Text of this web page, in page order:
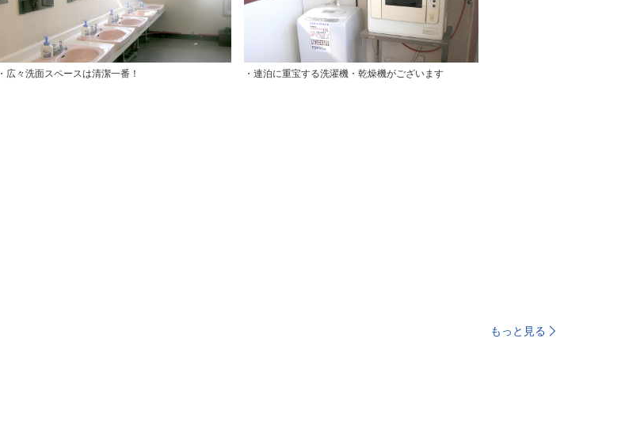
・広々洗面スペースは清潔一番！ ・連泊に重宝する洗濯機・乾燥機がございます
もっと見る